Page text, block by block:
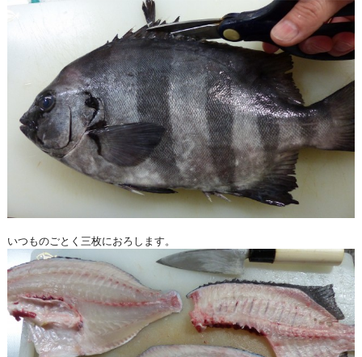
いつものごとく三枚におろします。